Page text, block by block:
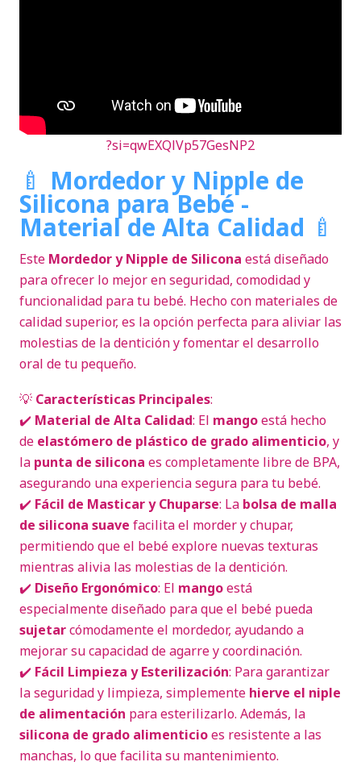
?si=qwEXQlVp57GesNP2
🍼 Mordedor y Nipple de
Silicona para Bebé -
Material de Alta Calidad 🍼
Este Mordedor y Nipple de Silicona está diseñado
para ofrecer lo mejor en seguridad, comodidad y
funcionalidad para tu bebé. Hecho con materiales de
calidad superior, es la opción perfecta para aliviar las
molestias de la dentición y fomentar el desarrollo
oral de tu pequeño.
💡 Características Principales:
✔️ Material de Alta Calidad: El mangoestá hecho
de elastómero de plástico de grado alimenticio, y
la punta de silicona es completamente libre de BPA,
asegurando una experiencia segura para tu bebé.
✔️ Fácil de Masticar y Chuparse: La bolsa de malla
de silicona suave facilita el morder y chupar,
permitiendo que el bebé explore nuevas texturas
mientras alivia las molestias de la dentición.
✔️ Diseño Ergonómico: El mangoestá
especialmente diseñado para que el bebé pueda
sujetarcómodamente el mordedor, ayudando a
mejorar su capacidad de agarre y coordinación.
✔️ Fácil Limpieza y Esterilización: Para garantizar
la seguridad y limpieza, simplemente hierve el niple
de alimentación para esterilizarlo. Además, la
silicona de grado alimenticioes resistente a las
manchas, lo que facilita su mantenimiento.